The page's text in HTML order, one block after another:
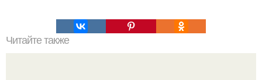
Читайте также